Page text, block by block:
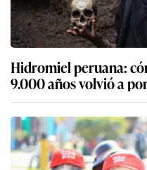
Hidromiel peruana:
9.000 años volvió a